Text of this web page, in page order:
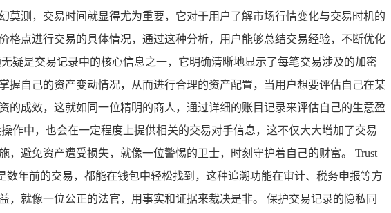
测，交易时间就显得尤为重要，它对于用户了解市场行情变化与交易时机的
点进行交易的具体情况，通过这种分析，用户能够总结交易经验，不断优化
疑是交易记录中的核心信息之一，它明确清晰地显示了每笔交易涉及的加密
自己的资产变动情况，从而进行合理的资产配置，当用户想要评估自己在某
成效，这就如同一位精明的商人，通过详细的账目记录来评估自己的生意盈
作中，也会在一定程度上提供相关的交易对手信息，这不仅大大增加了交易
避免资产遭受损失，就像一位警惕的卫士，时刻守护着自己的财富。 Trust
年前的交易，都能在钱包中轻松找到，这种追溯功能在审计、税务申报等方
就像一位公正的法官，用事实和证据来裁决是非。 保护交易记录的隐私同